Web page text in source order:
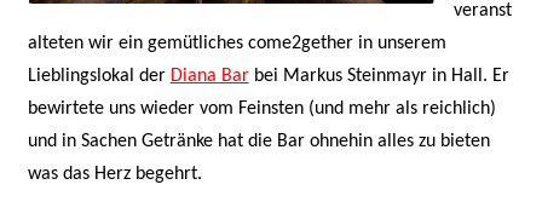
veranst
alteten wir ein gemütliches come2gether in unserem
Lieblingslokal der Diana Bar bei Markus Steinmayr in Hall. Er
bewirtete uns wieder vom Feinsten (und mehr als reichlich)
und in Sachen Getränke hat die Bar ohnehin alles zu bieten
was das Herz begehrt.